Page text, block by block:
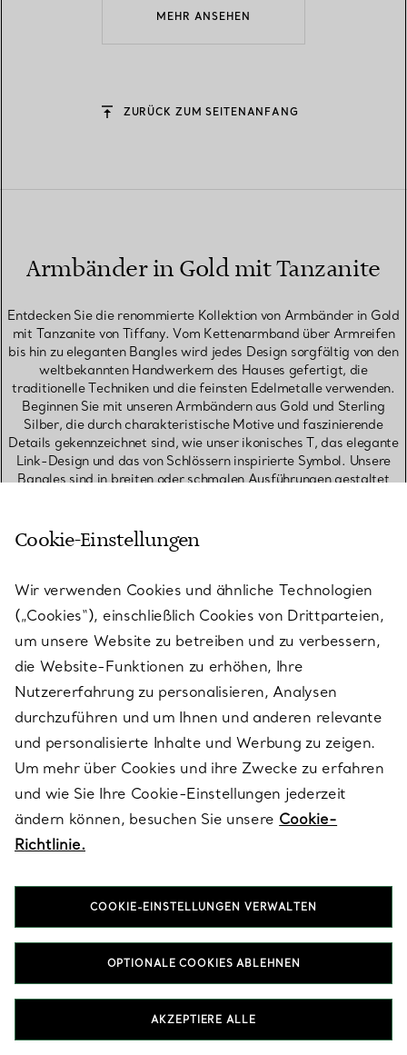
MEHR ANSEHEN
ZURÜCK ZUM SEITENANFANG
Armbänder in Gold mit Tanzanite
Entdecken Sie die renommierte Kollektion von Armbänder in Gold
mit Tanzanite von Tiffany. Vom Kettenarmband über Armreifen
bis hin zu eleganten Bangles wird jedes Design sorgfältig von den
weltbekannten Handwerkern des Hauses gefertigt, die
traditionelle Techniken und die feinsten Edelmetalle verwenden.
Beginnen Sie mit unseren Armbändern aus Gold und Sterling
Silber, die durch charakteristische Motive und faszinierende
Details gekennzeichnet sind, wie unser ikonisches T, das elegante
Link-Design und das von Schlössern inspirierte Symbol. Unsere
Bangles sind in breiten oder schmalen Ausführungen gestaltet
die perfekte Kombination zu kreieren. Zu unseren Favoriten, die
gut zusammenpassen, gehören ein Diamant-Tennisarmband, ein
Kontrast der Texturen bieten. Suchen Sie nach einem
bedeutungsvollen Geburtstagsgeschenk? Entdecken Sie
Armbänder mit Geburtssteinen, ein Geschenk, das sie über Jahre
hinweg schätzen werden. Unsere Kollektion zeitloser Designs
spiegelt die legendäre Erfindungsgabe und Kreativität des
unsere Handwerker sich vorstellen könnten.
OHRRINGE IN GOLD MIT TANZANITE
RINGE IN GOLD MIT TANZANITE
GESCHENKE FÜR SIE IN GOLD MIT TANZANITE
Nach Kategorie ansehen
Cookie-Einstellungen
Wir verwenden Cookies und ähnliche Technologien
(„Cookies“), einschließlich Cookies von Drittparteien,
um unsere Website zu betreiben und zu verbessern,
die Website-Funktionen zu erhöhen, Ihre
Nutzererfahrung zu personalisieren, Analysen
durchzuführen und um Ihnen und anderen relevante
und personalisierte Inhalte und Werbung zu zeigen.
Um mehr über Cookies und ihre Zwecke zu erfahren
und wie Sie Ihre Cookie-Einstellungen jederzeit
ändern können, besuchen Sie unsere Cookie-
Richtlinie.
COOKIE-EINSTELLUNGEN VERWALTEN
OPTIONALE COOKIES ABLEHNEN
AKZEPTIERE ALLE